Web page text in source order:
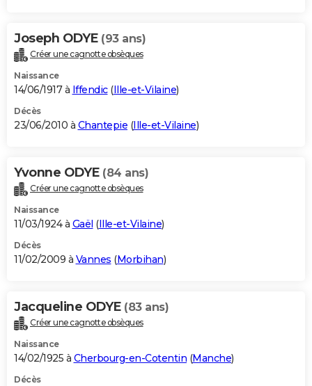
Joseph ODYE (93 ans)
Créer une cagnotte obsèques
Naissance
14/06/1917 à Iffendic(Ille-et-Vilaine)
Décès
23/06/2010 à Chantepie (Ille-et-Vilaine)
Yvonne ODYE (84 ans)
Créer une cagnotte obsèques
Naissance
11/03/1924 à Gaël (Ille-et-Vilaine)
Décès
11/02/2009 à Vannes (Morbihan)
Jacqueline ODYE (83 ans)
Créer une cagnotte obsèques
Naissance
14/02/1925 à Cherbourg-en-Cotentin (Manche)
Décès